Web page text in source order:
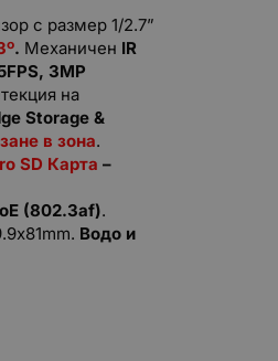
с размер 1/2.7”
º. Механичен IR
3MP
на
Storage &
в зона.
SD Карта –
(802.3af).
Водо и